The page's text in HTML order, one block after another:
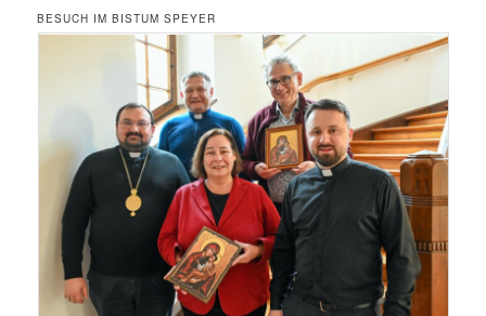
BESUCH IM BISTUM SPEYER